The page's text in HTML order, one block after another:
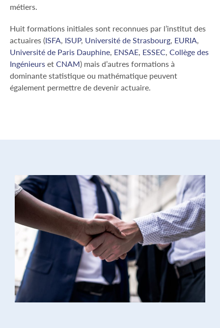
métiers.
Huit formations initiales sont reconnues par l’institut des
actuaires (ISFA ISUP, Université de Strasbourg EURIA
Université de Paris Dauphine ENSAE ESSEC Collège des
Ingénieurs et CNAM) mais d’autres formations à
dominante statistique ou mathématique peuvent
également permettre de devenir actuaire.